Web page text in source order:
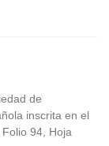
de
inscrita en el
94, Hoja